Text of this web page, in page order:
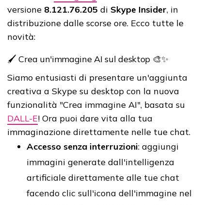
versione 8.121.76.205 di Skype Insider, in
distribuzione dalle scorse ore. Ecco tutte le
novità:
🖌️ Crea un'immagine AI sul desktop 🎨✨
Siamo entusiasti di presentare un'aggiunta
creativa a Skype su desktop con la nuova
funzionalità "Crea immagine AI", basata su
DALL-E! Ora puoi dare vita alla tua
immaginazione direttamente nelle tue chat.
Accesso senza interruzioni: aggiungi
immagini generate dall'intelligenza
artificiale direttamente alle tue chat
facendo clic sull'icona dell'immagine nel